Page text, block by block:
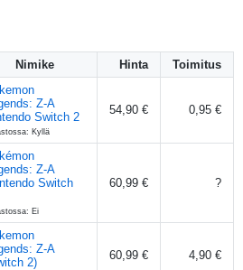
Nimike Hinta Toimitus
Z-A
Switch 2
Kyllä
54,90 € 0,95 €
Z-A
Switch
Ei
60,99 € ?
Z-A
2)
60,99 € 4,90 €